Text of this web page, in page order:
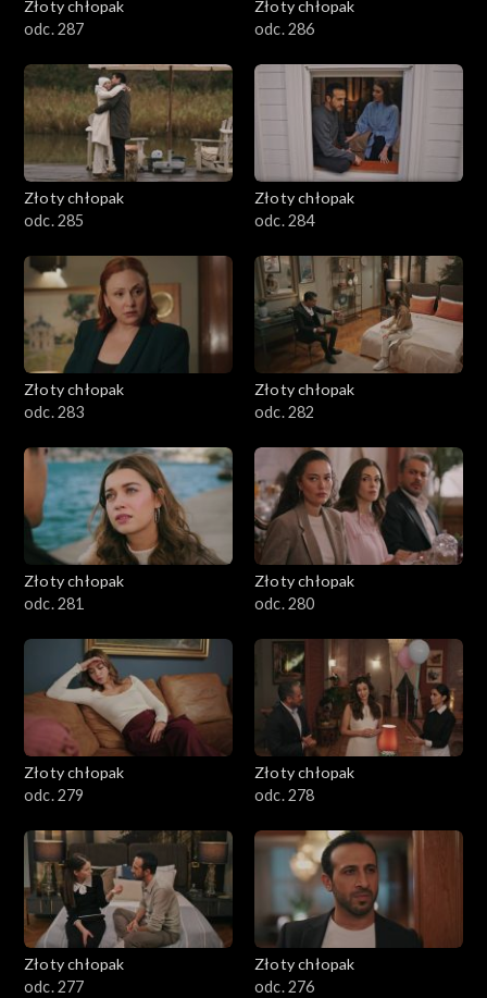
Złoty chłopak
odc. 287
Złoty chłopak
odc. 286
Złoty chłopak
odc. 285
Złoty chłopak
odc. 284
Złoty chłopak
odc. 283
Złoty chłopak
odc. 282
Złoty chłopak
odc. 281
Złoty chłopak
odc. 280
Złoty chłopak
odc. 279
Złoty chłopak
odc. 278
Złoty chłopak
odc. 277
Złoty chłopak
odc. 276